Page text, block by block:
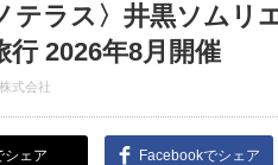
テラス〉井黒ソムリ
行 2026年8月開催
式会社
シェア Facebookでシェア